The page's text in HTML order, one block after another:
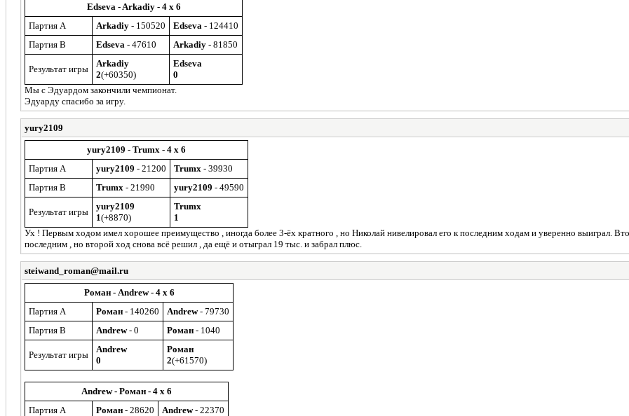
Edseva - Arkadiy - 4 x 6
Партия A
Arkadiy - 150520 Edseva - 124410
Партия B
Edseva - 47610 Arkadiy - 81850
Результат игры
Arkadiy
2(+60350)
Edseva
0
Мы с Эдуардом закончили чемпионат.
Эдуарду спасибо за игру.
yury2109
yury2109 - Trumx - 4 x 6
Партия A
yury2109 - 21200 Trumx - 39930
Партия B
Trumx - 21990 yury2109 - 49590
Результат игры
yury2109
1(+8870)
Trumx
1
Ух ! Первым ходом имел хорошее преимущество , иногда более 3-ёх кратного , но Николай нивелировал его к последним ходам и уверенно выиграл.
последним , но второй ход снова всё решил , да ещё и отыграл 19 тыс. и забрал плюс.
steiwand_roman@mail.ru
Роман - Andrew - 4 x 6
Партия A
Роман - 140260 Andrew- 79730
Партия B
Andrew- 0 Роман - 1040
Результат игры
Andrew
0
Роман
2(+61570)
Andrew - Роман - 4 x 6
Партия A
Роман - 28620 Andrew- 22370